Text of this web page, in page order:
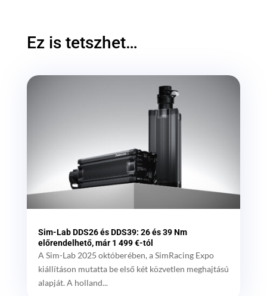
Ez is tetszhet…
Sim-Lab DDS26 és DDS39: 26 és 39 Nm
előrendelhető, már 1 499 €-tól
A Sim-Lab 2025 októberében, a SimRacing Expo
kiállításon mutatta be első két közvetlen meghajtású
alapját. A holland...